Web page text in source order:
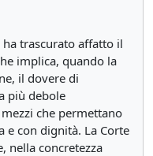
trascurato affatto il
implica, quando la
il dovere di
più debole
che permettano
e con dignità. La Corte
nella concretezza